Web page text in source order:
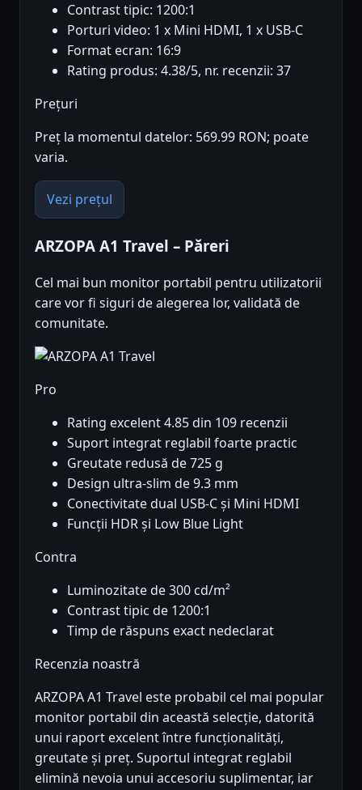
Contrast tipic: 1200:1
Porturi video: 1 x Mini HDMI, 1 x USB-C
Format ecran: 16:9
Rating produs: 4.38/5, nr. recenzii: 37
Prețuri
Preț la momentul datelor: 569.99 RON; poate
varia.
Vezi prețul
ARZOPA A1 Travel – Păreri
Cel mai bun monitor portabil pentru utilizatorii
care vor fi siguri de alegerea lor, validată de
comunitate.
Pro
Rating excelent 4.85 din 109 recenzii
Suport integrat reglabil foarte practic
Greutate redusă de 725 g
Design ultra-slim de 9.3 mm
Conectivitate dual USB-C și Mini HDMI
Funcții HDR și Low Blue Light
Contra
Luminozitate de 300 cd/m²
Contrast tipic de 1200:1
Timp de răspuns exact nedeclarat
Recenzia noastră
ARZOPA A1 Travel este probabil cel mai popular
monitor portabil din această selecție, datorită
unui raport excelent între funcționalități,
greutate și preț. Suportul integrat reglabil
elimină nevoia unui accesoriu suplimentar, iar